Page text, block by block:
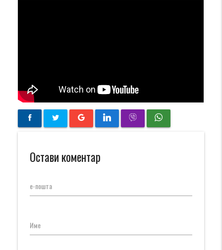
Остави коментар
е-пошта
Име